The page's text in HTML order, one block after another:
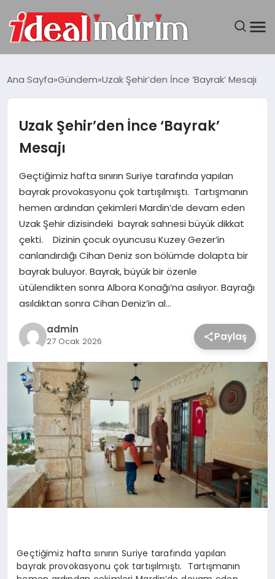
BILGISAYAR
DÜNYA
TEKNOLOJI
YAŞAM
Ana Sayfa Gündem Uzak Şehir’den İnce ‘Bayrak’ Mesajı
Uzak Şehir’den İnce ‘Bayrak’
Mesajı
Geçtiğimiz hafta sınırın Suriye tarafında yapılan
bayrak provokasyonu çok tartışılmıştı. Tartışmanın
hemen ardından çekimleri Mardin’de devam eden
Uzak Şehir dizisindeki bayrak sahnesi büyük dikkat
çekti. Dizinin çocuk oyuncusu Kuzey Gezer’in
canlandırdığı Cihan Deniz son bölümde dolapta bir
bayrak buluyor. Bayrak, büyük bir özenle
ütülendikten sonra Albora Konağı’na asılıyor. Bayrağı
asıldıktan sonra Cihan Deniz’in al…
admin
27 Ocak 2026 Paylaş
Geçtiğimiz hafta sınırın Suriye tarafında yapılan
bayrak provokasyonu çok tartışılmıştı. Tartışmanın